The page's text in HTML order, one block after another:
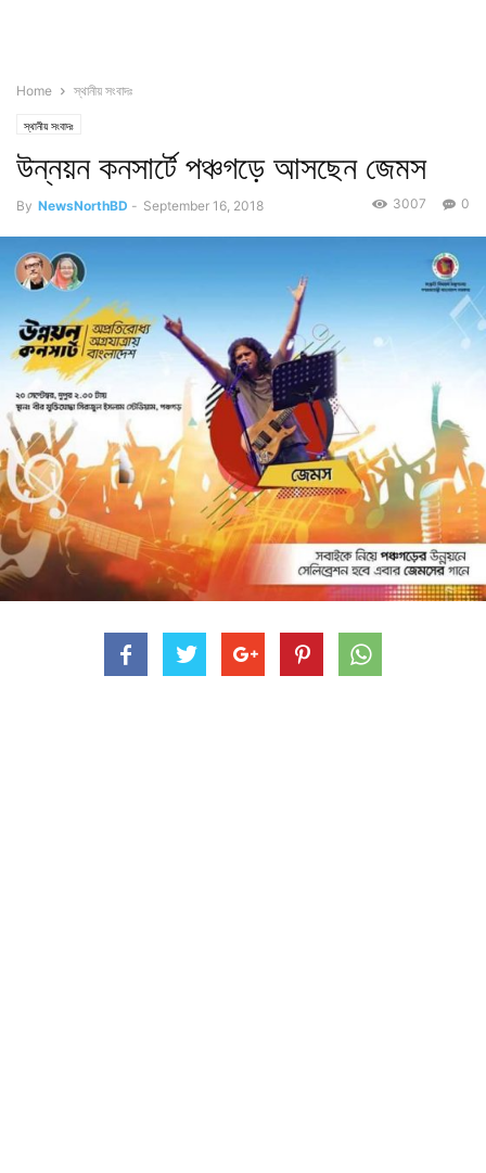
Home স্থানীয় সংবাদঃ
স্থানীয় সংবাদঃ
উন্নয়ন কনসার্টে পঞ্চগড়ে আসছেন জেমস
By NewsNorthBD - September 16, 2018 0
3007